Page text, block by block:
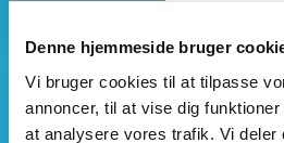
Denne hjemmeside bruger
Vi bruger cookies til at tilpasse
annoncer, til at vise dig
at analysere vores trafik. Vi deler